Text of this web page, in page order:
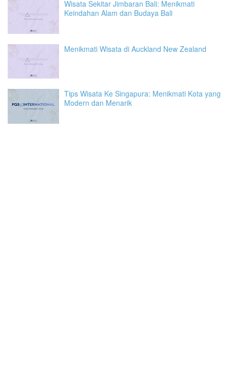
Wisata Sekitar Jimbaran Bali: Menikmati
Keindahan Alam dan Budaya Bali
Menikmati Wisata di Auckland New Zealand
Tips Wisata Ke Singapura: Menikmati Kota yang
Modern dan Menarik